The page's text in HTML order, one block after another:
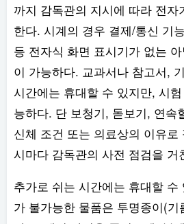
까지 감독관의 지시에 따라 전
한다. 시계의 경우 결제/통신 기
등 전자식 화면 표시기가 없는
이 가능하다. 교과서나 참고서,
시간에는 휴대할 수 있지만, 시
능하다. 단 보청기, 돋보기, 연속
신체 조건 또는 의료상의 이유로
시마다 감독관의 사전 점검을 거
추가로 쉬는 시간에는 휴대할 수
가 불가능한 물품은 투명종이(